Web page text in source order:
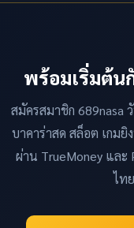
พร้อมเริ่มต้น
สมัครสมาชิก
บาคาร่าสด สล็อต เกม
ผ่าน TrueMoney แล
ไท